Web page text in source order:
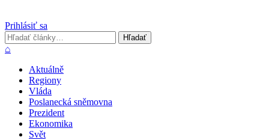
Prihlásiť sa
Hľadať
Hľadať
⌂
Aktuálně
Regiony
Vláda
Poslanecká sněmovna
Prezident
Ekonomika
Svět